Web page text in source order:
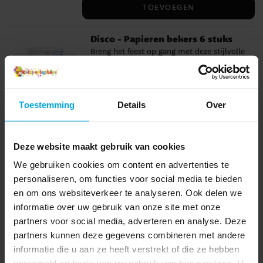
Toestemming Details Over
Deze website maakt gebruik van cookies
We gebruiken cookies om content en advertenties te
personaliseren, om functies voor social media te bieden
en om ons websiteverkeer te analyseren. Ook delen we
informatie over uw gebruik van onze site met onze
partners voor social media, adverteren en analyse. Deze
partners kunnen deze gegevens combineren met andere
informatie die u aan ze heeft verstrekt of die ze hebben
zijn 33 x 33 cm groot wanneer ze zijn
en gebruiksgemak voor jong en oud.
TOEVOEGEN
Disco - Papieren bekers 6 stuks
Breng het feest op gang met deze stijlvolle
disco bekers in zilver en blauw. De tekst
"Let's Party" en de glanzende details
maken ze perfect voor dans, plezier en een
verjaardag in disco-thema. De bekers
volwassenen – een feestelijke aanvulling
op elke partytafel.
TOEVOEGEN
Disco - Papieren borden 18 cm, 6
stuks
Dek de tafel voor een discofeest met deze
glinsterende papieren borden! Het
ontwerp doet denken aan een discobal en
is perfect voor dansfeestjes, oud en nieuw
of een jaren 70-themafeest. De borden
zijn 18 cm in doorsnee en ideaal voor
taart, snacks of verjaardagstraktaties.
Prijs:€ 2,49
€ 2,49
TOEVOEGEN